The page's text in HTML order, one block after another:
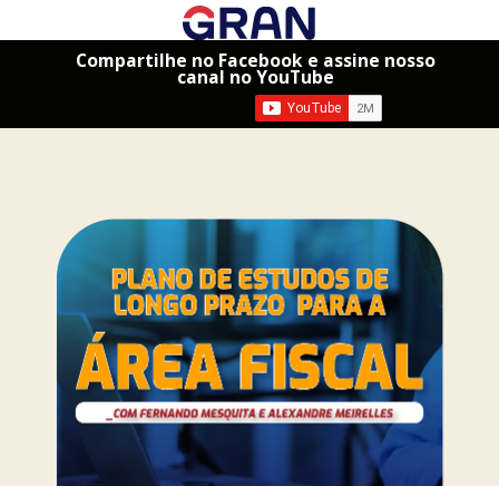
Compartilhe no Facebook e assine nosso
canal no YouTube